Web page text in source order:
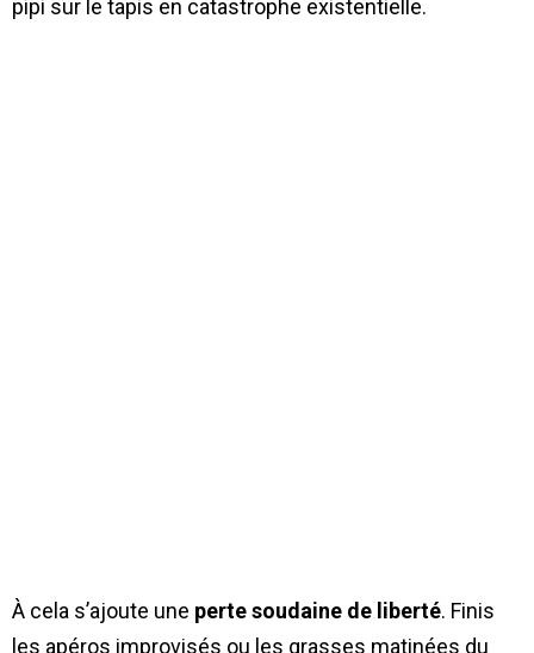
pipi sur le tapis en catastrophe existentielle.
À cela s’ajoute une perte soudaine de liberté. Finis
les apéros improvisés ou les grasses matinées du